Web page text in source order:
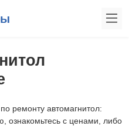
ремонту автомагнитол:
ознакомьтесь с ценами, либо